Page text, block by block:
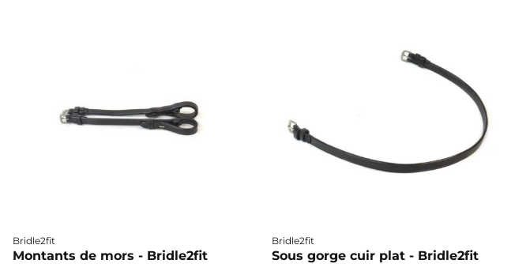
Bridle2fit
Montants de mors - Bridle2fit
Bridle2fit
Sous gorge cuir plat - Bridle2fit